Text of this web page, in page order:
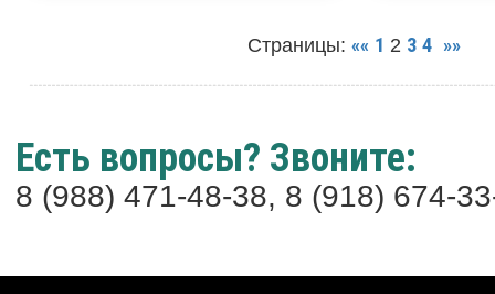
Страницы: «« 1 2 3 4 »»
Есть вопросы? Звоните:
8 (988) 471-48-38, 8 (918) 674-